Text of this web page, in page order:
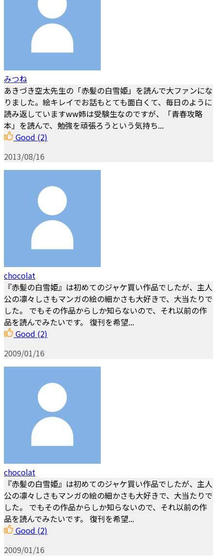
みつね
あきづき空太先生の「赤髪の白雪姫」を読んで大ファンにな
りました。絵キレイでお話もとても面白くて、毎日のように
読み返していますww姉は受験生なのですが、「青春攻略
本」を読んで、勉強を頑張ろうという気持ち...
Good (2)
2013/08/16
chocolat
『赤髪の白雪姫』は初めてのジャケ買い作品でしたが、主人
公の凛々しさもマンガの絵の細かさも大好きで、大当たりで
した。 でもその作品からしか知らないので、それ以前の作
品を読んでみたいです。 復刊を希望...
Good (2)
2009/01/16
chocolat
『赤髪の白雪姫』は初めてのジャケ買い作品でしたが、主人
公の凛々しさもマンガの絵の細かさも大好きで、大当たりで
した。 でもその作品からしか知らないので、それ以前の作
品を読んでみたいです。 復刊を希望...
Good (2)
2009/01/16